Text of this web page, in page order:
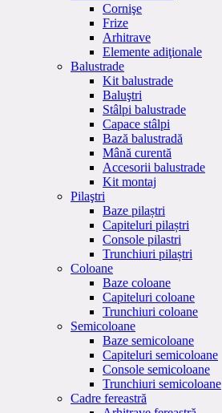
Cornişe
Frize
Arhitrave
Elemente adiţionale
Balustrade
Kit balustrade
Baluştri
Stâlpi balustrade
Capace stâlpi
Bază balustradă
Mână curentă
Accesorii balustrade
Kit montaj
Pilaştri
Baze pilaștri
Capiteluri pilaștri
Console pilastri
Trunchiuri pilaștri
Coloane
Baze coloane
Capiteluri coloane
Trunchiuri coloane
Semicoloane
Baze semicoloane
Capiteluri semicoloane
Console semicoloane
Trunchiuri semicoloane
Cadre fereastră